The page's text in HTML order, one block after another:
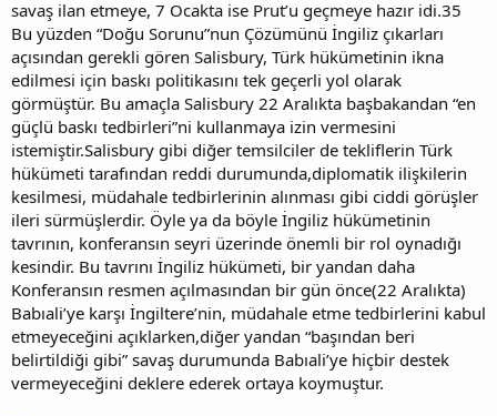
savaş ilan etmeye, 7 Ocakta ise Prut’u geçmeye hazır idi.35
Bu yüzden “Doğu Sorunu”nun Çözümünü İngiliz çıkarları
açısından gerekli gören Salisbury, Türk hükümetinin ikna
edilmesi için baskı politikasını tek geçerli yol olarak
görmüştür. Bu amaçla Salisbury 22 Aralıkta başbakandan “en
güçlü baskı tedbirleri”ni kullanmaya izin vermesini
istemiştir.Salisbury gibi diğer temsilciler de tekliflerin Türk
hükümeti tarafından reddi durumunda,diplomatik ilişkilerin
kesilmesi, müdahale tedbirlerinin alınması gibi ciddi görüşler
ileri sürmüşlerdir. Öyle ya da böyle İngiliz hükümetinin
tavrının, konferansın seyri üzerinde önemli bir rol oynadığı
kesindir. Bu tavrını İngiliz hükümeti, bir yandan daha
Konferansın resmen açılmasından bir gün önce(22 Aralıkta)
Babıali’ye karşı İngiltere’nin, müdahale etme tedbirlerini kabul
etmeyeceğini açıklarken,diğer yandan “başından beri
belirtildiği gibi” savaş durumunda Babıali’ye hiçbir destek
vermeyeceğini deklere ederek ortaya koymuştur.